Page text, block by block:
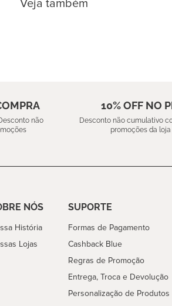
Veja também
não
10% OFF NO
Desconto não cumulativo
promoções da loja
NÓS
História
Lojas
SUPORTE
Formas de Pagamento
Cashback Blue
Regras de Promoção
Entrega, Troca e Devolução
Personalização de Produtos